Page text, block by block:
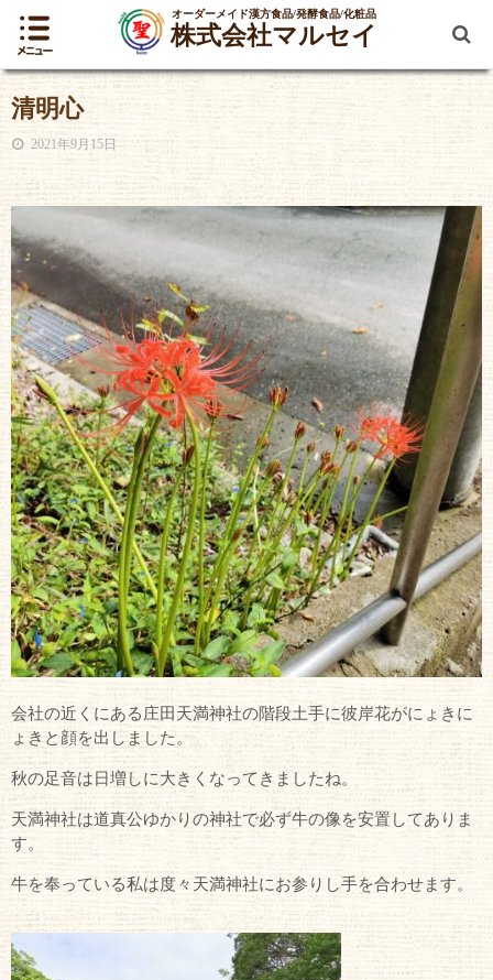
オーダーメイド漢方食品/発酵食品/化粧品
株式会社マルセイ
清明心
2021年9月15日
会社の近くにある庄田天満神社の階段土手に彼岸花がにょきに
ょきと顔を出しました。
秋の足音は日増しに大きくなってきましたね。
天満神社は道真公ゆかりの神社で必ず牛の像を安置してありま
す。
牛を奉っている私は度々天満神社にお参りし手を合わせます。